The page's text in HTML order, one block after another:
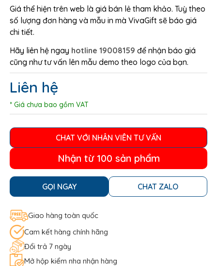
Giá thể hiện trên web là giá bán lẻ tham khảo. Tuỳ theo
số lượng đơn hàng và mẫu in mà VivaGift sẽ báo giá
chi tiết.
Hãy liên hệ ngay hotline 19008159 để nhận báo giá
cũng như tư vấn lên mẫu demo theo logo của bạn.
Liên hệ
* Giá chưa bao gồm VAT
CHAT VỚI NHÂN VIÊN TƯ VẤN
Nhận từ 100 sản phẩm
GỌI NGAY CHAT ZALO
Giao hàng toàn quốc
Cam kết hàng chính hãng
Đổi trả 7 ngày
Mở hộp kiểm nha nhận hàng